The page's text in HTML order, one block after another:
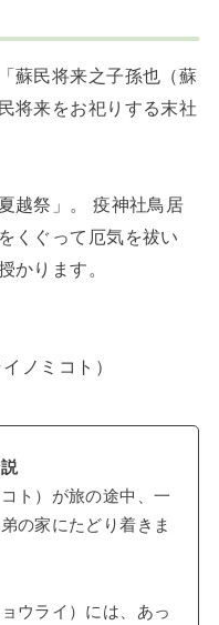
蘇民将来之子孫也（蘇
将来をお祀りする末社
越祭」。 疫神社鳥居
くぐって厄気を祓い
かります。
ノミコト）
ト）が旅の途中、一
の家にたどり着きま
ウライ）には、あっ